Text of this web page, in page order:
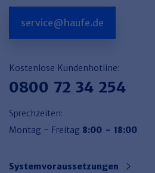
service@haufe.de
Kostenlose Kundenhotline:
0800 72 34 254
Sprechzeiten:
Montag - Freitag 8:00 - 18:00
Systemvoraussetzungen